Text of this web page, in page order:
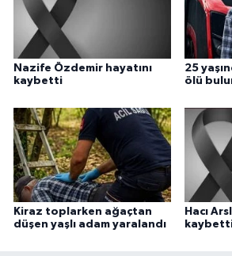
Nazife Özdemir hayatını
kaybetti
25
ölü
Kiraz toplarken ağaçtan
düşen yaşlı adam yaralandı
Hacı